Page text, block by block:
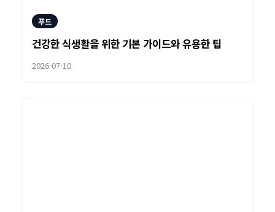
푸드
건강한 식생활을 위한 기본 가이드와 유용한 팁
2026-07-10